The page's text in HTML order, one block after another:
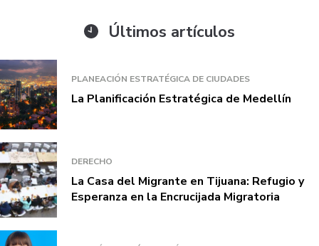
Últimos artículos
PLANEACIÓN ESTRATÉGICA DE CIUDADES
La Planificación Estratégica de Medellín
DERECHO
La Casa del Migrante en Tijuana: Refugio y
Esperanza en la Encrucijada Migratoria